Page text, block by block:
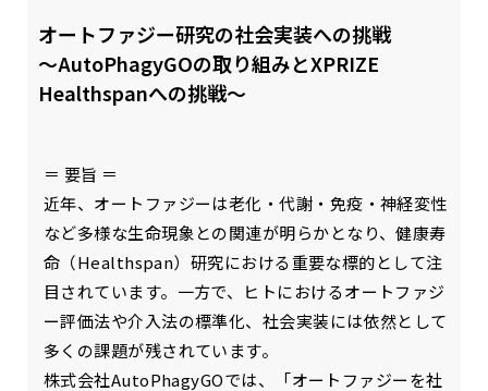
オートファジー研究の社会実装への挑戦
〜AutoPhagyGOの取り組みとXPRIZE
Healthspanへの挑戦〜
＝ 要旨 ＝
近年、オートファジーは老化・代謝・免疫・神経変性
など多様な生命現象との関連が明らかとなり、健康寿
命（Healthspan）研究における重要な標的として注
目されています。一方で、ヒトにおけるオートファジ
ー評価法や介入法の標準化、社会実装には依然として
多くの課題が残されています。
株式会社AutoPhagyGOでは、「オートファジーを社